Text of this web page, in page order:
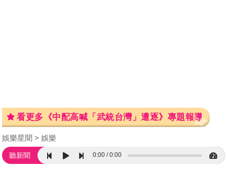
看更多《中配高喊「武統台灣」遭逐》專題報導
娛樂星聞 娛樂
聽新聞 0:00 0:00